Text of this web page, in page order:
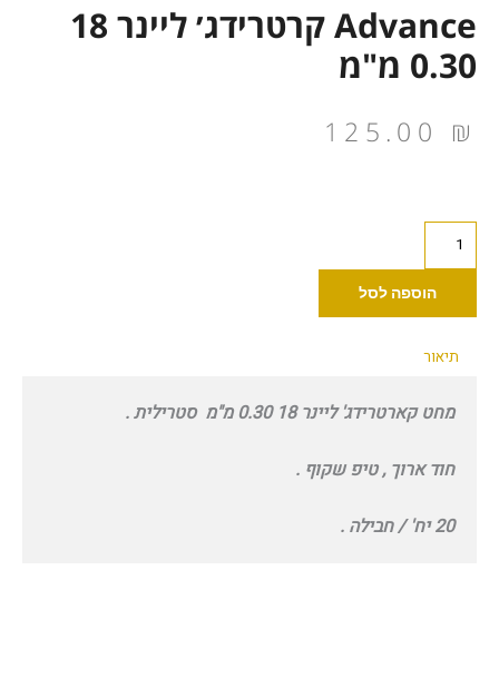
Advance קרטרידג׳ ליינר 18
0.30 מ"מ
125.00 ₪
כמות
Advance
קרטרידג׳
הוספה לסל
תיאור
מחט קארטרידג' ליינר 18 0.30 מ"מ סטרילית .
חוד ארוך , טיפ שקוף .
20 יח' / חבילה .